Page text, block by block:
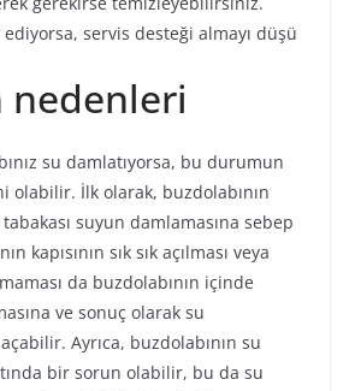
servis desteği almayı düşü
nedenleri
su damlatıyorsa, bu durumun
olabilir. İlk olarak, buzdolabının
suyun damlamasına sebep
kapısının sık sık açılması veya
da buzdolabının içinde
ve sonuç olarak su
Ayrıca, buzdolabının su
bir sorun olabilir, bu da su